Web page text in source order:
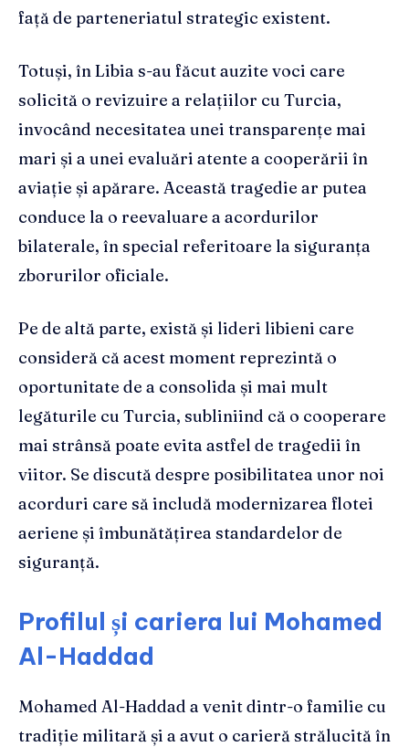
față de parteneriatul strategic existent.
Totuși, în Libia s-au făcut auzite voci care
solicită o revizuire a relațiilor cu Turcia,
invocând necesitatea unei transparențe mai
mari și a unei evaluări atente a cooperării în
aviație și apărare. Această tragedie ar putea
conduce la o reevaluare a acordurilor
bilaterale, în special referitoare la siguranța
zborurilor oficiale.
Pe de altă parte, există și lideri libieni care
consideră că acest moment reprezintă o
oportunitate de a consolida și mai mult
legăturile cu Turcia, subliniind că o cooperare
mai strânsă poate evita astfel de tragedii în
viitor. Se discută despre posibilitatea unor noi
acorduri care să includă modernizarea flotei
aeriene și îmbunătățirea standardelor de
siguranță.
Profilul și cariera lui Mohamed
Al-Haddad
Mohamed Al-Haddad a venit dintr-o familie cu
tradiție militară și a avut o carieră strălucită în